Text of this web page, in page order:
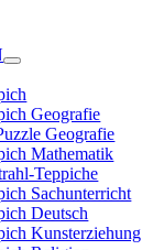
Geografie
Geografie
Mathematik
Teppiche
Sachunterricht
Deutsch
Kunsterziehung